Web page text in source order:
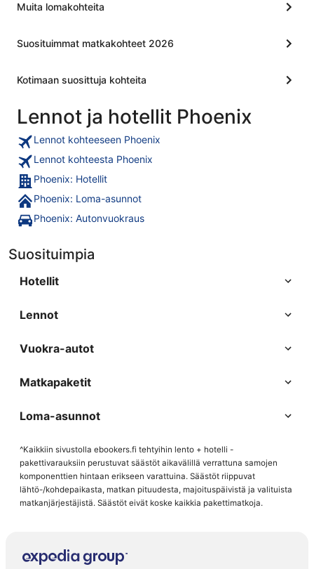
Muita lomakohteita
Suosituimmat matkakohteet 2026
Kotimaan suosittuja kohteita
Lennot ja hotellit Phoenix
Lennot kohteeseen Phoenix
Lennot kohteesta Phoenix
Phoenix: Hotellit
Phoenix: Loma-asunnot
Phoenix: Autonvuokraus
Suosituimpia
Hotellit
Lennot
Vuokra-autot
Matkapaketit
Loma-asunnot
^Kaikkiin sivustolla ebookers.fi tehtyihin lento + hotelli -
pakettivarauksiin perustuvat säästöt aikavälillä verrattuna samojen
komponenttien hintaan erikseen varattuina. Säästöt riippuvat
lähtö-/kohdepaikasta, matkan pituudesta, majoituspäivistä ja valituista
matkanjärjestäjistä. Säästöt eivät koske kaikkia pakettimatkoja.